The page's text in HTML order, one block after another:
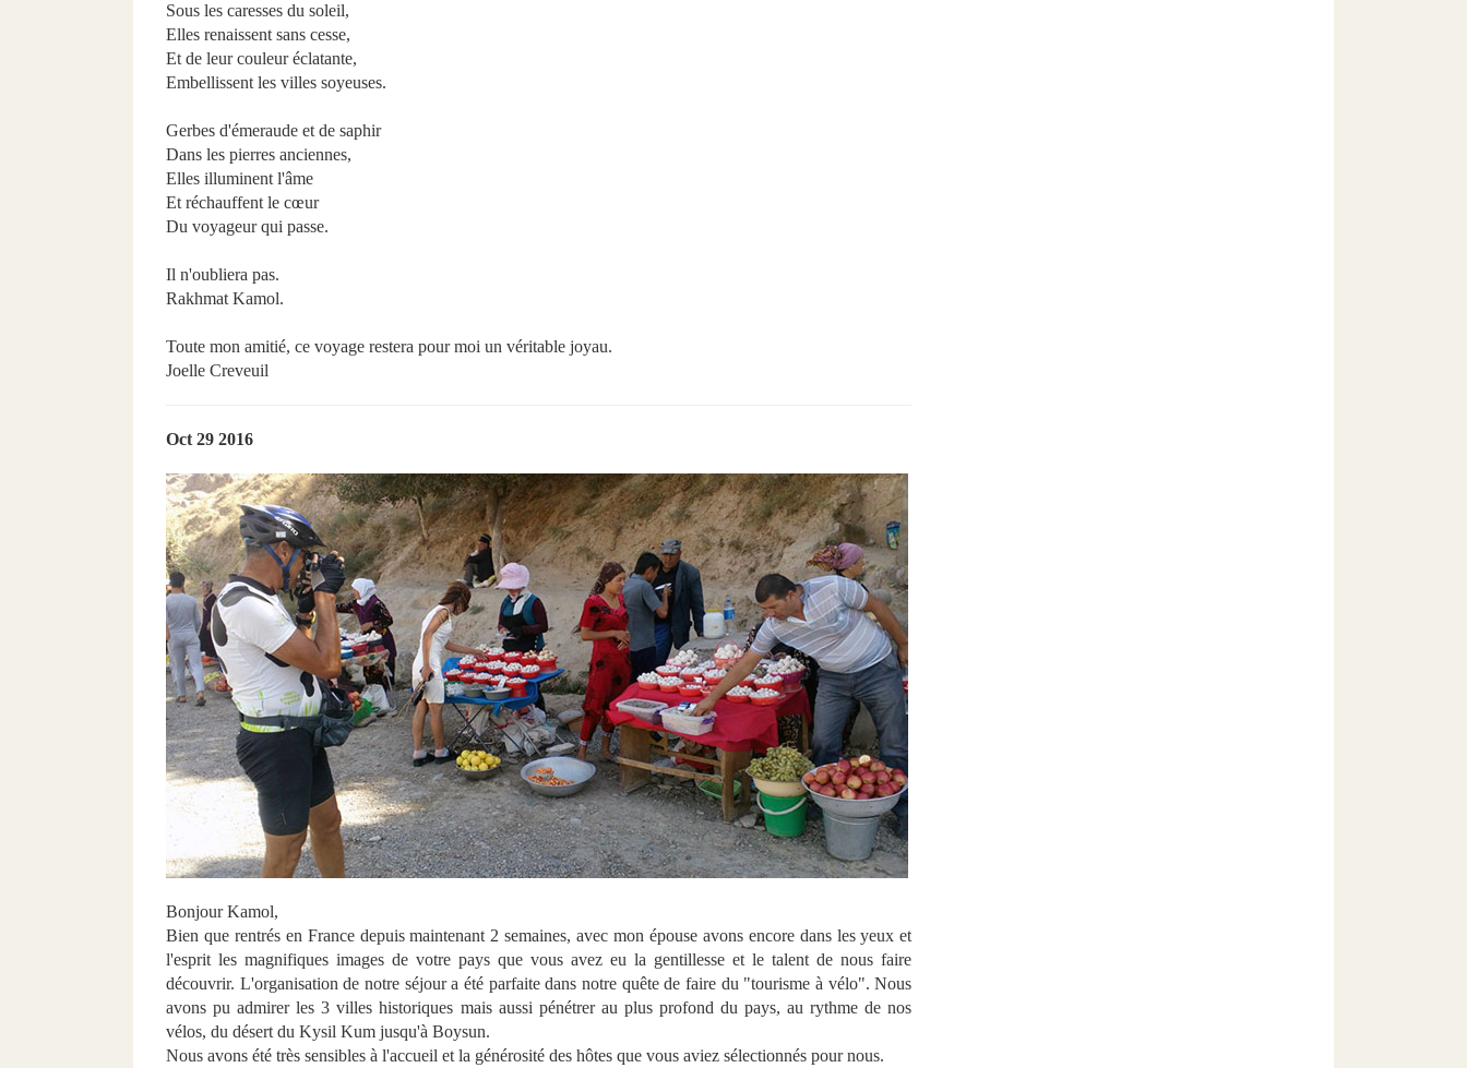
Sous les caresses du soleil,
Elles renaissent sans cesse,
Et de leur couleur éclatante,
Embellissent les villes soyeuses.
Gerbes d'émeraude et de saphir
Dans les pierres anciennes,
Elles illuminent l'âme
Et réchauffent le cœur
Du voyageur qui passe.
Il n'oubliera pas.
Rakhmat Kamol.
Toute mon amitié, ce voyage restera pour moi un véritable joyau.
Joelle Creveuil
Oct 29 2016
Bonjour Kamol,
Bien que rentrés en France depuis maintenant 2 semaines, avec mon épouse avons encore dans les yeux et
l'esprit les magnifiques images de votre pays que vous avez eu la gentillesse et le talent de nous faire
découvrir. L'organisation de notre séjour a été parfaite dans notre quête de faire du "tourisme à vélo". Nous
avons pu admirer les 3 villes historiques mais aussi pénétrer au plus profond du pays, au rythme de nos
vélos, du désert du Kysil Kum jusqu'à Boysun.
Nous avons été très sensibles à l'accueil et la générosité des hôtes que vous aviez sélectionnés pour nous.